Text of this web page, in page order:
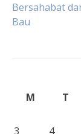
Bersahabat
Bau
M
T
3
4